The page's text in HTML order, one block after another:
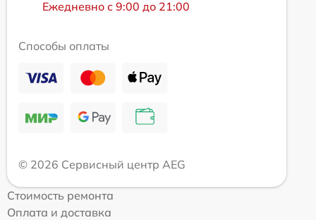
Ежедневно с 9:00 до 21:00
Способы оплаты
© 2026 Сервисный центр AEG
Стоимость ремонта
Оплата и доставка